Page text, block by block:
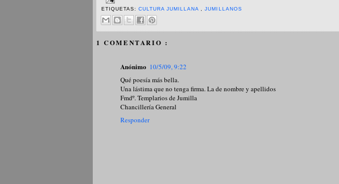
ETIQUETAS:CULTURA JUMILLANA ,JUMILLANOS
1 COMENTARIO :
Anónimo 10/5/09, 9:22
Qué poesía más bella.
Una lástima que no tenga firma. La de nombre y apellidos
Fmdº. Templarios de Jumilla
Chancillería General
Responder